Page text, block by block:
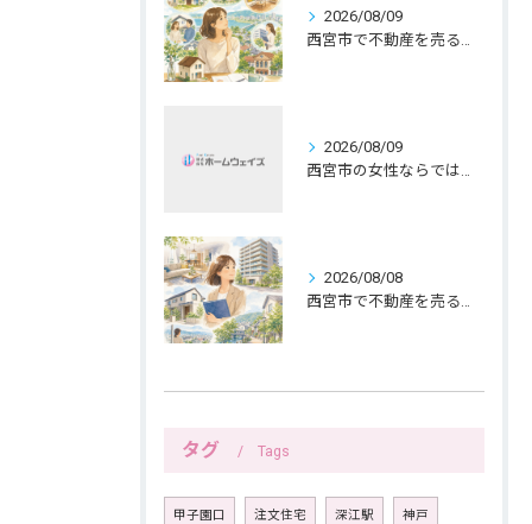
2026/08/09
2026/08/09
2026/08/08
タグ Tags
甲子園口 注文住宅 深江駅 神戸